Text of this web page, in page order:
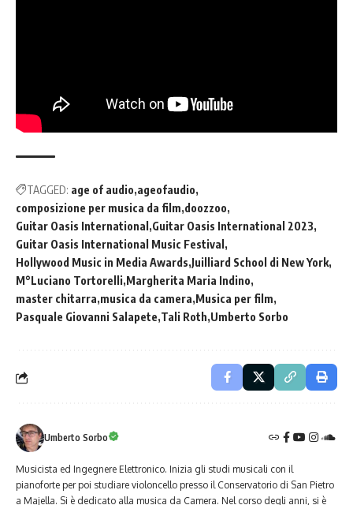
TAGGED: age of audio ageofaudio
composizione per musica da film doozzoo
Guitar Oasis International Guitar Oasis International 2023
Guitar Oasis International Music Festival
Hollywood Music in Media Awards Juilliard School di New York
M°Luciano Tortorelli Margherita Maria Indino
master chitarra musica da camera Musica per film
Pasquale Giovanni Salapete Tali Roth Umberto Sorbo
Umberto Sorbo
Musicista ed Ingegnere Elettronico. Inizia gli studi musicali con il
pianoforte per poi studiare violoncello presso il Conservatorio di San Pietro
a Majella. Si è dedicato alla musica da Camera. Nel corso degli anni, si è